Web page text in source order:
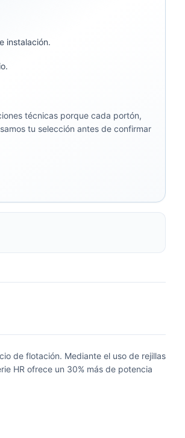
instalación.
técnicas porque cada portón,
tu selección antes de confirmar
de flotación. Mediante el uso de rejillas
HR ofrece un 30% más de potencia